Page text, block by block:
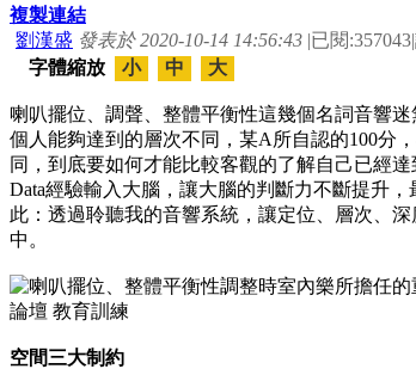
複製連結
劉漢盛 發表於 2020-10-14 14:56:43 |已閱:357043|
字體縮放 小 中 大
喇叭擺位、調聲、整體平衡性這幾個名詞音響
個人能夠達到的層次不同，某A所自認的100分
同，到底要如何才能比較客觀的了解自己已經
Data經驗輸入大腦，讓大腦的判斷力不斷提升
此：透過聆聽我的音響系統，讓定位、層次、
中。
空間三大制約